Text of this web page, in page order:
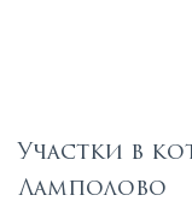
Участки в
Ламполово